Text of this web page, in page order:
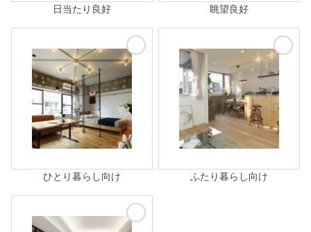
日当たり良好 眺望良好
ひとり暮らし向け ふたり暮らし向け